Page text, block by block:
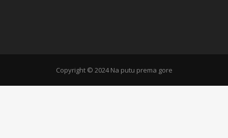
Copyright © 2024 Na putu prema gore